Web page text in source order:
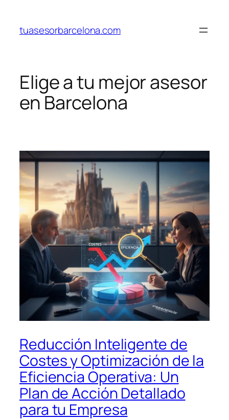
contenido
tuasesorbarcelona.com
Elige a tu mejor asesor
en Barcelona
Reducción Inteligente de
Costes y Optimización de la
Eficiencia Operativa: Un
Plan de Acción Detallado
para tu Empresa